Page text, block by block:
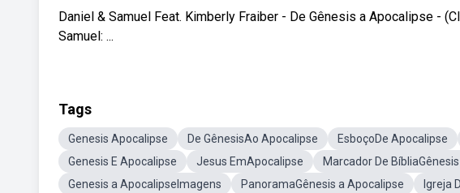
Daniel & Samuel Feat. Kimberly Fraiber - De Gênesis a Apocalipse -
Samuel: ...
Tags
Genesis Apocalipse De GênesisAo Apocalipse EsboçoDe Apocalipse
Genesis E Apocalipse
Jesus EmApocalipse Marcador De
Genesis a ApocalipseImagens
PanoramaGênesis a Apocalipse Igreja